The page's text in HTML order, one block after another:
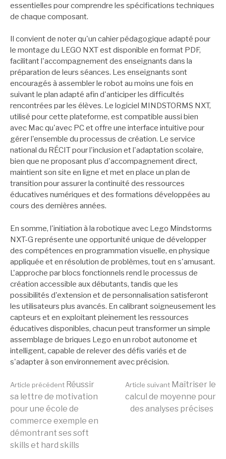
essentielles pour comprendre les spécifications techniques
de chaque composant.
Il convient de noter qu'un cahier pédagogique adapté pour
le montage du LEGO NXT est disponible en format PDF,
facilitant l'accompagnement des enseignants dans la
préparation de leurs séances. Les enseignants sont
encouragés à assembler le robot au moins une fois en
suivant le plan adapté afin d'anticiper les difficultés
rencontrées par les élèves. Le logiciel MINDSTORMS NXT,
utilisé pour cette plateforme, est compatible aussi bien
avec Mac qu'avec PC et offre une interface intuitive pour
gérer l'ensemble du processus de création. Le service
national du RÉCIT pour l'inclusion et l'adaptation scolaire,
bien que ne proposant plus d'accompagnement direct,
maintient son site en ligne et met en place un plan de
transition pour assurer la continuité des ressources
éducatives numériques et des formations développées au
cours des dernières années.
En somme, l'initiation à la robotique avec Lego Mindstorms
NXT-G représente une opportunité unique de développer
des compétences en programmation visuelle, en physique
appliquée et en résolution de problèmes, tout en s'amusant.
L'approche par blocs fonctionnels rend le processus de
création accessible aux débutants, tandis que les
possibilités d'extension et de personnalisation satisferont
les utilisateurs plus avancés. En calibrant soigneusement les
capteurs et en exploitant pleinement les ressources
éducatives disponibles, chacun peut transformer un simple
assemblage de briques Lego en un robot autonome et
intelligent, capable de relever des défis variés et de
s'adapter à son environnement avec précision.
Lire
la
Article précédent Réussir
sa lettre de motivation
pour une école de
commerce exemple en
démontrant ses soft
skills et hard skills
Article suivant Maîtriser le
calcul de moyenne pour
des analyses précises